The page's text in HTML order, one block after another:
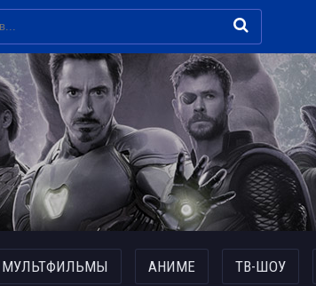
МУЛЬТФИЛЬМЫ АНИМЕ ТВ-ШОУ